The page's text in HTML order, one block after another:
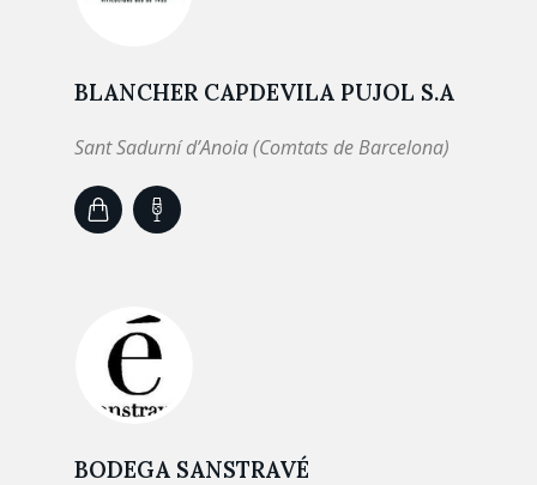
BLANCHER CAPDEVILA PUJOL S.A
Sant Sadurní d’Anoia (Comtats de Barcelona)
BODEGA SANSTRAVÉ